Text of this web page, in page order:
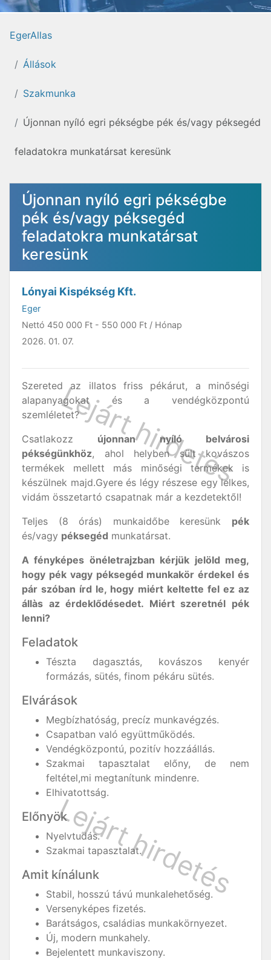
EgerAllas
Állások
Szakmunka
Újonnan nyíló egri pékségbe pék és/vagy péksegéd
feladatokra munkatársat keresünk
Újonnan nyíló egri pékségbe
pék és/vagy péksegéd
feladatokra munkatársat
keresünk
Lónyai Kispékség Kft.
Eger
Nettó 450 000 Ft - 550 000 Ft / Hónap
2026. 01. 07.
Szereted az illatos friss pékárut, a minőségi
alapanyagokat és a vendégközpontú
szemléletet?
Csatlakozz újonnan nyíló belvárosi
pékségünkhöz, ahol helyben sült kovászos
termékek mellett más minőségi termékek is
készülnek majd.Gyere és légy részese egy lelkes,
vidám összetartó csapatnak már a kezdetektől!
Teljes (8 órás) munkaidőbe keresünk pék
és/vagy péksegéd munkatársat.
A fényképes önéletrajzban kérjük jelöld meg,
hogy pék vagy péksegéd munkakör érdekel és
pár szóban írd le, hogy miért keltette fel ez az
állàs az érdeklődésedet. Miért szeretnél pék
lenni?
Feladatok
Tészta dagasztás, kovászos kenyér
formázás, sütés, finom pékáru sütés.
Elvárások
Megbízhatóság, precíz munkavégzés.
Csapatban való együttműködés.
Vendégközpontú, pozitív hozzáállás.
Szakmai tapasztalat előny, de nem
feltétel,mi megtanítunk mindenre.
Elhivatottság.
Előnyök
Nyelvtudás.
Szakmai tapasztalat.
Amit kínálunk
Stabil, hosszú távú munkalehetőség.
Versenyképes fizetés.
Barátságos, családias munkakörnyezet.
Új, modern munkahely.
Bejelentett munkaviszony.